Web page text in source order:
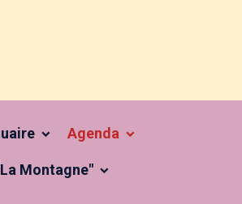
Agenda
Montagne"